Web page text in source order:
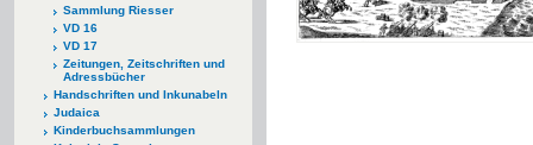
Sammlung Riesser
VD 16
VD 17
Zeitungen, Zeitschriften und
Adressbücher
Handschriften und Inkunabeln
Judaica
Kinderbuchsammlungen